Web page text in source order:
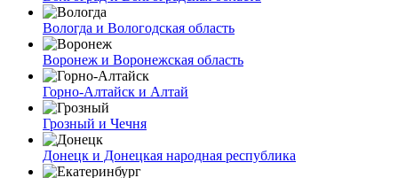
Вологда и Вологодская область
Воронеж и Воронежская область
Горно-Алтайск и Алтай
Грозный и Чечня
Донецк и Донецкая народная республика